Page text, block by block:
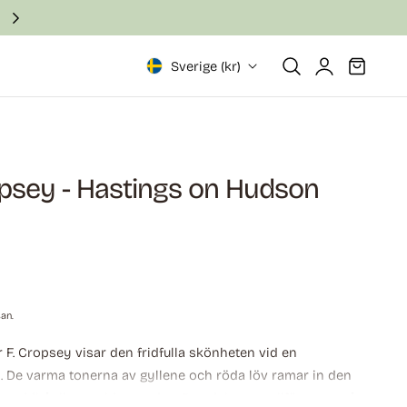
Sverige (kr)
Logga
in
Vagn
- Hastings on Hudson
F. Cropsey visar den fridfulla skönheten vid en
varma tonerna av gyllene och röda löv ramar in den